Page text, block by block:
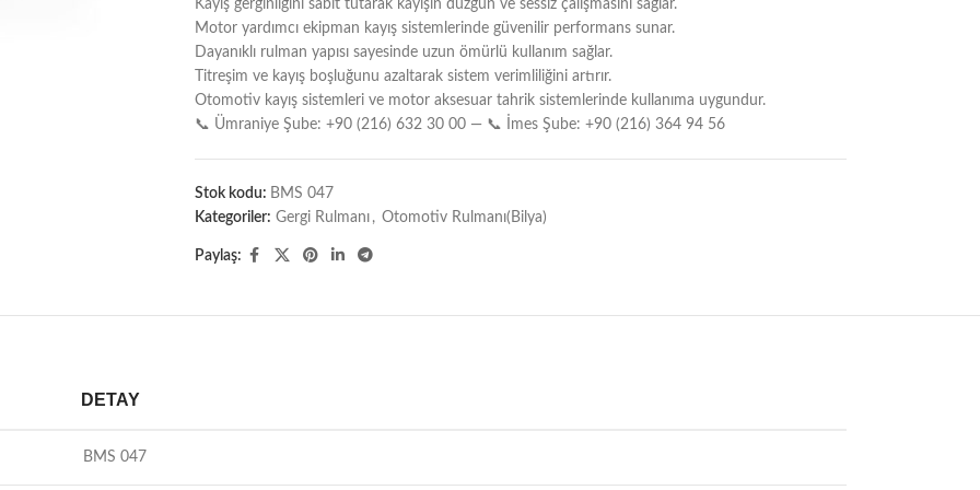
Kayış gerginliğini sabit tutarak kayışın düzgün ve sessiz çalışmasını sağlar.
Motor yardımcı ekipman kayış sistemlerinde güvenilir performans sunar.
Dayanıklı rulman yapısı sayesinde uzun ömürlü kullanım sağlar.
Titreşim ve kayış boşluğunu azaltarak sistem verimliliğini artırır.
Otomotiv kayış sistemleri ve motor aksesuar tahrik sistemlerinde kullanıma uygundur.
📞 Ümraniye Şube: +90 (216) 632 30 00 — 📞 İmes Şube: +90 (216) 364 94 56
Stok kodu: BMS 047
Kategoriler: Gergi Rulmanı , Otomotiv Rulmanı(Bilya)
Paylaş:
DETAY
BMS 047